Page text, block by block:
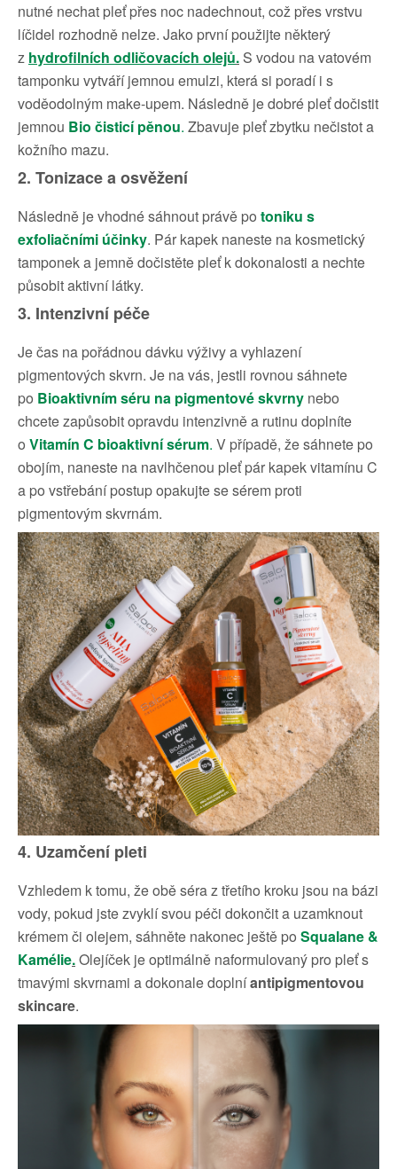
nutné nechat pleť přes noc nadechnout, což přes vrstvu
líčidel rozhodně nelze. Jako první použijte některý
z hydrofilních odličovacích olejů. S vodou na vatovém
tamponku vytváří jemnou emulzi, která si poradí i s
voděodolným make-upem. Následně je dobré pleť dočistit
jemnou Bio čisticí pěnou. Zbavuje pleť zbytku nečistot a
kožního mazu.
2. Tonizace a osvěžení
Následně je vhodné sáhnout právě po toniku s
exfoliačními účinky. Pár kapek naneste na kosmetický
tamponek a jemně dočistěte pleť k dokonalosti a nechte
působit aktivní látky.
3. Intenzivní péče
Je čas na pořádnou dávku výživy a vyhlazení
pigmentových skvrn. Je na vás, jestli rovnou sáhnete
po Bioaktivním séru na pigmentové skvrny nebo
chcete zapůsobit opravdu intenzivně a rutinu doplníte
o Vitamín C bioaktivní sérum. V případě, že sáhnete po
obojím, naneste na navlhčenou pleť pár kapek vitamínu C
a po vstřebání postup opakujte se sérem proti
pigmentovým skvrnám.
4. Uzamčení pleti
Vzhledem k tomu, že obě séra z třetího kroku jsou na bázi
vody, pokud jste zvyklí svou péči dokončit a uzamknout
krémem či olejem, sáhněte nakonec ještě po Squalane &
Kamélie.Olejíček je optimálně naformulovaný pro pleť s
tmavými skvrnami a dokonale doplníantipigmentovou
skincare.